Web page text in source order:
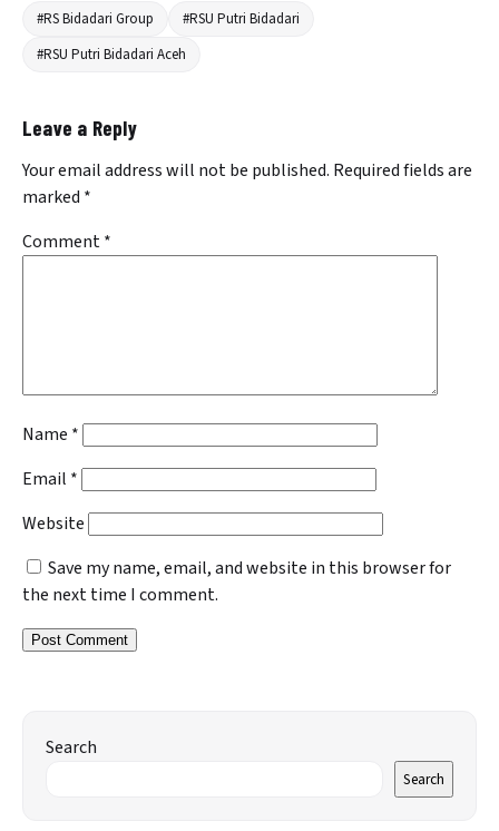
#RS Bidadari Group
#RSU Putri Bidadari
#RSU Putri Bidadari Aceh
Leave a Reply
Your email address will not be published. Required fields are
marked *
Comment*
Name *
Email *
Website
Save my name, email, and website in this browser for
the next time I comment.
Search
Search